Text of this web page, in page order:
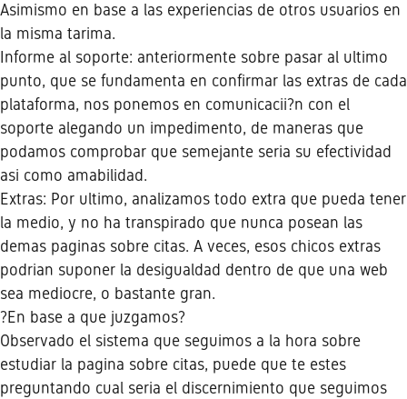
Asimismo en base a las experiencias de otros usuarios en
la misma tarima.
Informe al soporte: anteriormente sobre pasar al ultimo
punto, que se fundamenta en confirmar las extras de cada
plataforma, nos ponemos en comunicacii?n con el
soporte alegando un impedimento, de maneras que
podamos comprobar que semejante seri­a su efectividad
asi­ como amabilidad.
Extras: Por ultimo, analizamos todo extra que pueda tener
la medio, y no ha transpirado que nunca posean las
demas paginas sobre citas. A veces, esos chicos extras
podri­an suponer la desigualdad dentro de que una web
sea mediocre, o bastante gran.
?En base a que juzgamos?
Observado el sistema que seguimos a la hora sobre
estudiar la pagina sobre citas, puede que te estes
preguntando cual seri­a el discernimiento que seguimos